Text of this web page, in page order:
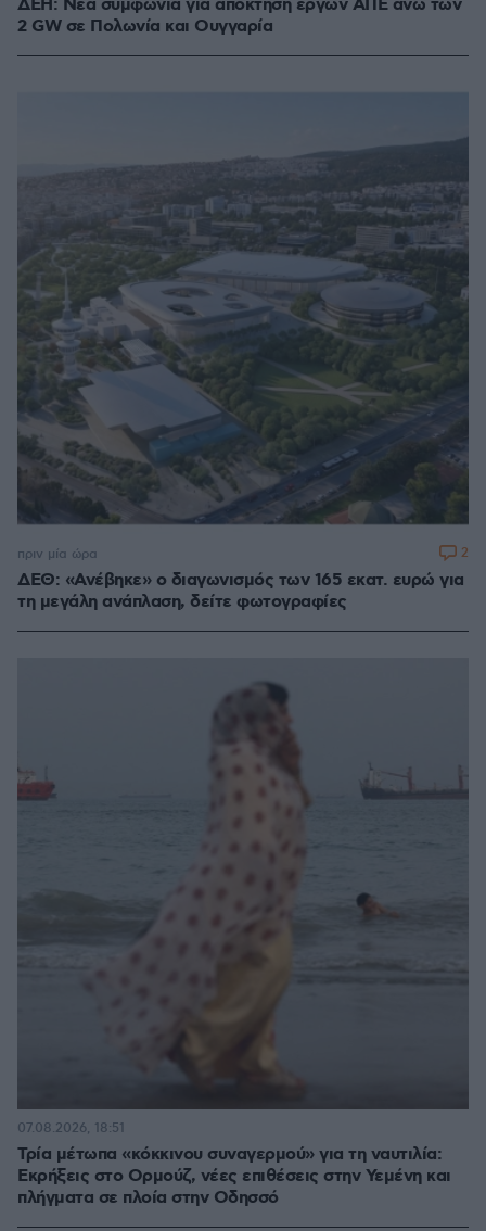
ΔΕΗ: Νέα συμφωνία για απόκτηση έργων ΑΠΕ άνω των
2 GW σε Πολωνία και Ουγγαρία
ΔΕΘ: «Ανέβηκε» ο διαγωνισμός των 165 εκατ. ευρώ για
τη μεγάλη ανάπλαση, δείτε φωτογραφίες
πριν μία ώρα 2
Τρία μέτωπα «κόκκινου συναγερμού» για τη ναυτιλία:
Εκρήξεις στο Ορμούζ, νέες επιθέσεις στην Υεμένη και
πλήγματα σε πλοία στην Οδησσό
07.08.2026, 18:51